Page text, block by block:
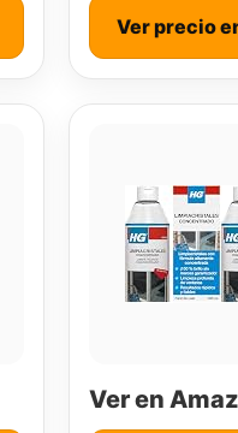
Ver precio
Ver en